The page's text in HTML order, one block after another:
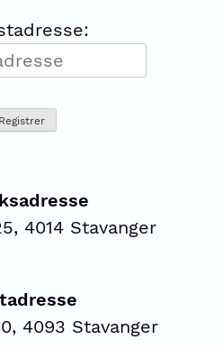
4014 Stavanger
4093 Stavanger